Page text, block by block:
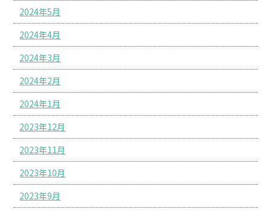
2024年5月
2024年4月
2024年3月
2024年2月
2024年1月
2023年12月
2023年11月
2023年10月
2023年9月